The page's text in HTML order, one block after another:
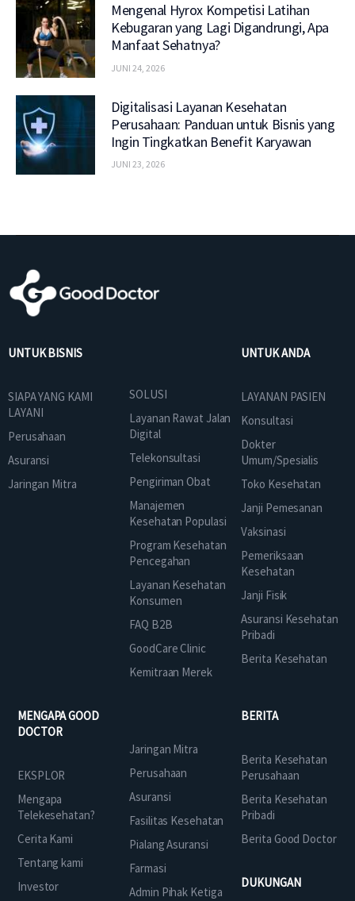
Mengenal Hyrox Kompetisi Latihan
Kebugaran yang Lagi Digandrungi, Apa
Manfaat Sehatnya?
JUNI 24, 2026
Digitalisasi Layanan Kesehatan
Perusahaan: Panduan untuk Bisnis yang
Ingin Tingkatkan Benefit Karyawan
JUNI 23, 2026
UNTUK BISNIS
SIAPA YANG KAMI
LAYANI
Perusahaan
Asuransi
Jaringan Mitra
SOLUSI
Layanan Rawat Jalan
Digital
Telekonsultasi
Pengiriman Obat
Manajemen
Kesehatan Populasi
Program Kesehatan
Pencegahan
Layanan Kesehatan
Konsumen
FAQ B2B
GoodCare Clinic
Kemitraan Merek
UNTUK ANDA
LAYANAN PASIEN
Konsultasi
Dokter
Umum/Spesialis
Toko Kesehatan
Janji Pemesanan
Vaksinasi
Pemeriksaan
Kesehatan
Janji Fisik
Asuransi Kesehatan
Pribadi
Berita Kesehatan
MENGAPA GOOD
DOCTOR
EKSPLOR
Mengapa
Telekesehatan?
Cerita Kami
Tentang kami
Investor
Jaringan Mitra
Perusahaan
Asuransi
Fasilitas Kesehatan
Pialang Asuransi
Farmasi
Admin Pihak Ketiga
BERITA
Berita Kesehatan
Perusahaan
Berita Kesehatan
Pribadi
Berita Good Doctor
DUKUNGAN